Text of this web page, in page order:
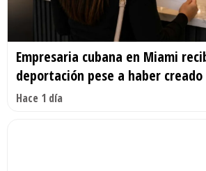
Empresaria cubana en Miami
deportación pese a haber
Hace 1 día